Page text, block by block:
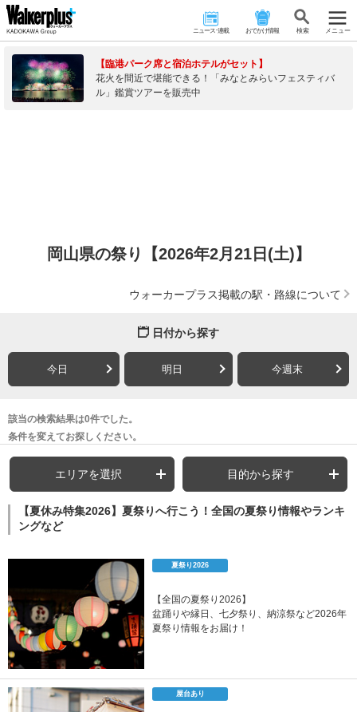
ニュース･連載 おでかけ情報 検 索 メニュー
【臨港パーク席と宿泊ホテルがセット】
花火を間近で堪能できる！「みなとみらいフェスティバ
ル」鑑賞ツアーを販売中
岡山県の祭り【2026年2月21日(土)】
ウォーカープラス掲載の駅・路線について
日付から探す
今日 明日 今週末
該当の検索結果は0件でした。
条件を変えてお探しください。
エリアを選択 目的から探す
【夏休み特集2026】夏祭りへ行こう！全国の夏祭り情報やランキ
ングなど
夏祭り2026
【全国の夏祭り2026】
盆踊りや縁日、七夕祭り、納涼祭など2026年
夏祭り情報をお届け！
屋台あり